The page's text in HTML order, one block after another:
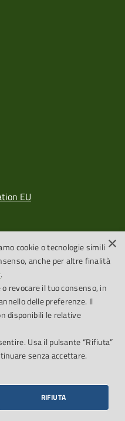
EU
×
cookie o tecnologie simili
anche per altre finalità
.
revocare il tuo consenso, in
delle preferenze. Il
disponibili le relative
Usa il pulsante “Rifiuta”
senza accettare.
RIFIUTA